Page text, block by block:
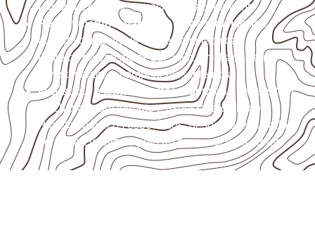
técnica, conforme exposição e acabamento.
Revestimentos, paredes, pisos e divisórias,
quando compatíveis com a ficha técnica.
Projetos de transporte que utilizam chapas em
revestimentos e componentes internos.
Indústrias e linhas de montagem que necessitam
de chapas com formato e espessura definidos.
Projetos náuticos específicos, desde que validados
pela ficha técnica e pelo responsável pelo projeto.